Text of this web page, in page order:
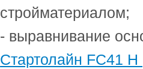
стройматериалом;
- выравнивание
Стартолайн FC41 H